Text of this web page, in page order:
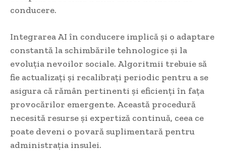
conducere.
Integrarea AI în conducere implică și o adaptare
constantă la schimbările tehnologice și la
evoluția nevoilor sociale. Algoritmii trebuie să
fie actualizați și recalibrați periodic pentru a se
asigura că rămân pertinenti și eficienți în fața
provocărilor emergente. Această procedură
necesită resurse și expertiză continuă, ceea ce
poate deveni o povară suplimentară pentru
administrația insulei.